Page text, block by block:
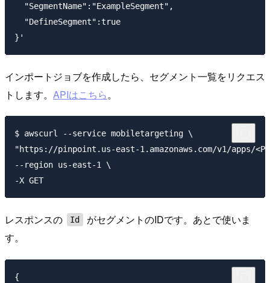
  "SegmentName":"ExampleSegment",
  "DefineSegment":true
インポートジョブを作成したら、セグメント一覧をリクエス
トします。 APIはこちら。
$ awscurl --service mobiletargeting \
"https://pinpoint.us-east-1.amazonaws.com/v1/apps/
--region us-east-1 \
レスポンスの Id
がセグメントのIDです。あとで使いま
す。
{